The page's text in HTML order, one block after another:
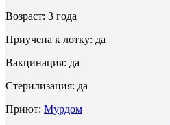
Возраст: 3 года
Приучена к лотку: да
Вакцинация: да
Стерилизация: да
Приют: Мурдом